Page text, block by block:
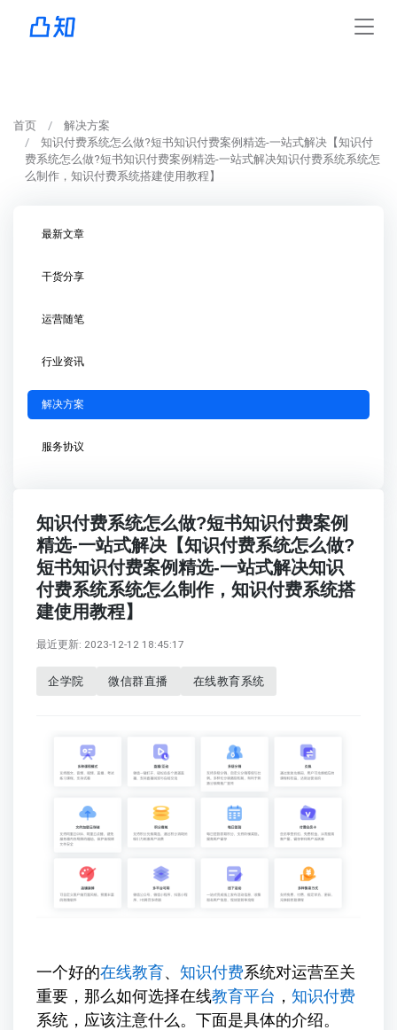
首页
解决方案
知识付费系统怎么做?短书知识付费案例精选-一站式解决【知识付
费系统怎么做?短书知识付费案例精选-一站式解决知识付费系统系统怎
么制作，知识付费系统搭建使用教程】
最新文章
干货分享
运营随笔
行业资讯
解决方案
服务协议
知识付费系统怎么做?短书知识付费案例
精选-一站式解决【知识付费系统怎么做?
短书知识付费案例精选-一站式解决知识
付费系统系统怎么制作，知识付费系统搭
建使用教程】
最近更新: 2023-12-12 18:45:17
企学院 微信群直播 在线教育系统
一个好的在线教育、 知识付费系统对运营至关
重要，那么如何选择在线教育平台 ， 知识付费
系统，应该注意什么。下面是具体的介绍。